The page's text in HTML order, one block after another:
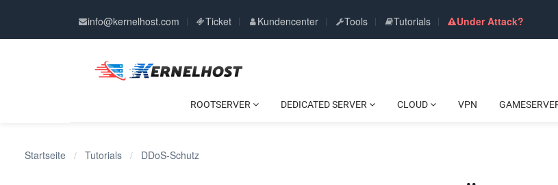
info@kernelhost.com Ticket Kundencenter Tools Tutorials Under Attack?
ROOTSERVER DEDICATED SERVER CLOUD VPN
Startseite / Tutorials / DDoS-Schutz